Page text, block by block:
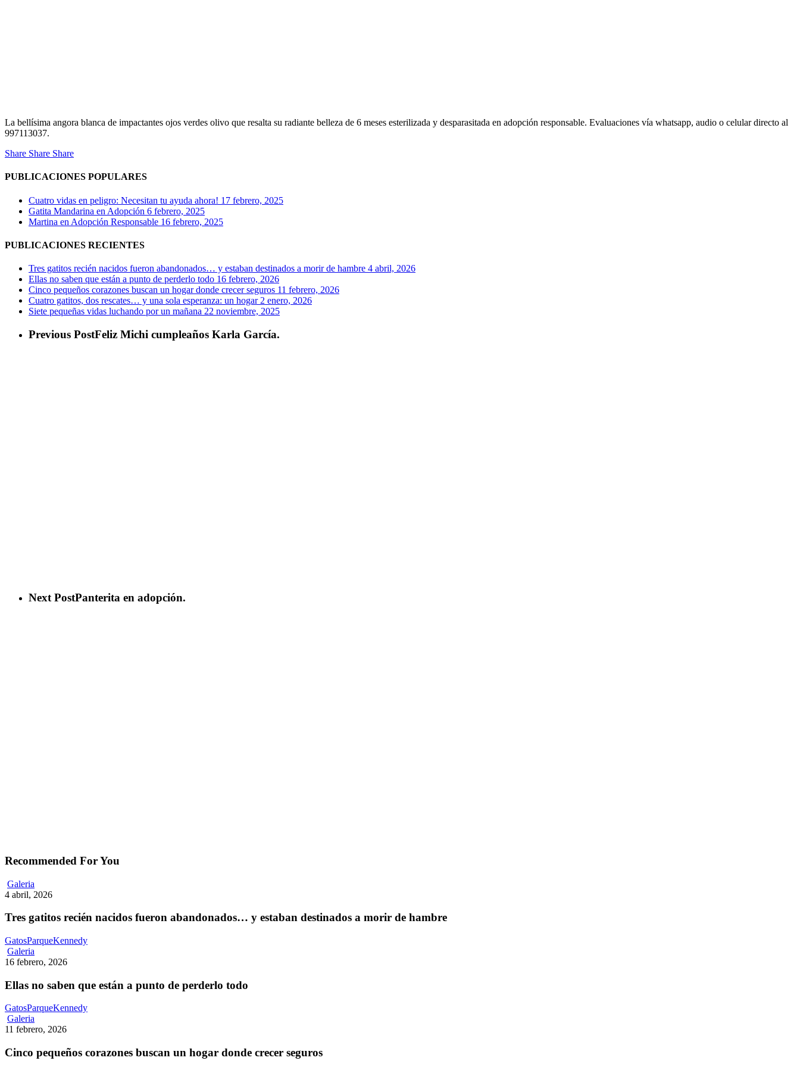
La bellísima angora blanca de impactantes ojos verdes olivo que resalta su radiante belleza de 6 meses esterilizada y desparasitada en adopción responsable. Evaluaciones vía whatsapp, audio o celular directo al
997113037.
Share Share Share
PUBLICACIONES POPULARES
Cuatro vidas en peligro: Necesitan tu ayuda ahora! 17 febrero, 2025
Gatita Mandarina en Adopción 6 febrero, 2025
Martina en Adopción Responsable 16 febrero, 2025
PUBLICACIONES RECIENTES
Tres gatitos recién nacidos fueron abandonados… y estaban destinados a morir de hambre 4 abril, 2026
Ellas no saben que están a punto de perderlo todo 16 febrero, 2026
Cinco pequeños corazones buscan un hogar donde crecer seguros 11 febrero, 2026
Cuatro gatitos, dos rescates… y una sola esperanza: un hogar 2 enero, 2026
Siete pequeñas vidas luchando por un mañana 22 noviembre, 2025
Previous PostFeliz Michi cumpleaños Karla García.
Next PostPanterita en adopción.
Recommended For You
Galeria
gatitos
nacidos
abandonados…
y
estaban
destinados
morir
hambre
4 abril, 2026
Tres gatitos recién nacidos fueron abandonados… y estaban destinados a morir de hambre
GatosParqueKennedy
Galeria
no
que
a
punto
de
perderlo
16 febrero, 2026
Ellas no saben que están a punto de perderlo todo
GatosParqueKennedy
Galeria
pequeños
buscan
un
11 febrero, 2026
Cinco pequeños corazones buscan un hogar donde crecer seguros